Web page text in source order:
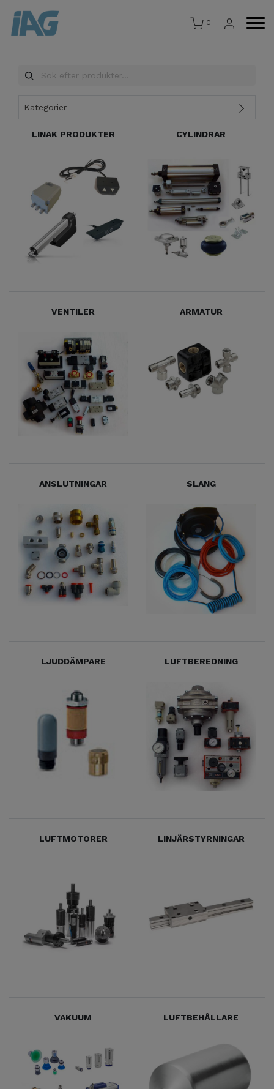
0
Kategorier
LINAK PRODUKTER CYLINDRAR
VENTILER ARMATUR
ANSLUTNINGAR SLANG
LJUDDÄMPARE LUFTBEREDNING
LUFTMOTORER LINJÄRSTYRNINGAR
VAKUUM LUFTBEHÅLLARE